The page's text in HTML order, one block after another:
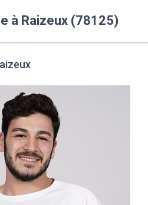
à Raizeux (78125)